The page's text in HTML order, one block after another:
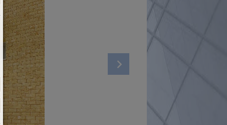
Auswahl erlauben:
Es werden nur Drittanbieter-Inhalte oder die Cookie-Arten zugelassen
den Checkboxen angehakt haben.
Nur notwendiges zulassen:
Es werden nur die technisch notwendigen Cookies zugelassen und